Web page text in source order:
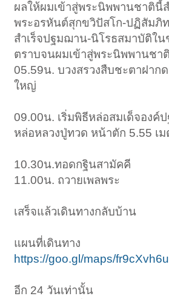
ผลให้ผมเข้าสู่พระนิพพานชาตินี้
พระอรหันต์สุกขวิปัสโก-ปฏิสัม
สำเร็จปฐมฌาน-นิโรธสมาบัติใ
ตราบจนผมเข้าสู่พระนิพพานชา
05.59น. บวงสรวงสืบชะตาฝาก
ใหญ่
09.00น. เริ่มพิธีหล่อสมเด็จองค์
หล่อหลวงปู่ทวด หน้าตัก 5.55 เม
10.30น.ทอดกฐินสามัคคี
11.00น. ถวายเพลพระ
เสร็จแล้วเดินทางกลับบ้าน
แผนที่เดินทาง
https://goo.gl/maps/
อีก 24 วันเท่านั้น